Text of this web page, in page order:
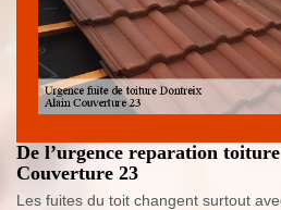
De l’urgence reparation
Couverture 23
Les fuites du toit changent surtout